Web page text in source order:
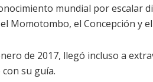
mundial por escalar
Momotombo, el Concepción y
de 2017, llegó incluso a
su guía.